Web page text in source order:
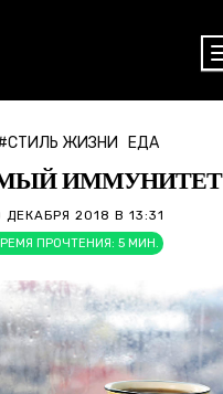
ЖИЗНИ ЕДА
ИММУНИТЕТ
ДЕКАБРЯ 2018 В 13:31
ПРОЧТЕНИЯ: 5 МИН.